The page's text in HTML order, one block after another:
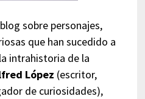
sobre personajes,
que han sucedido a
intrahistoria de la
López (escritor,
de curiosidades),